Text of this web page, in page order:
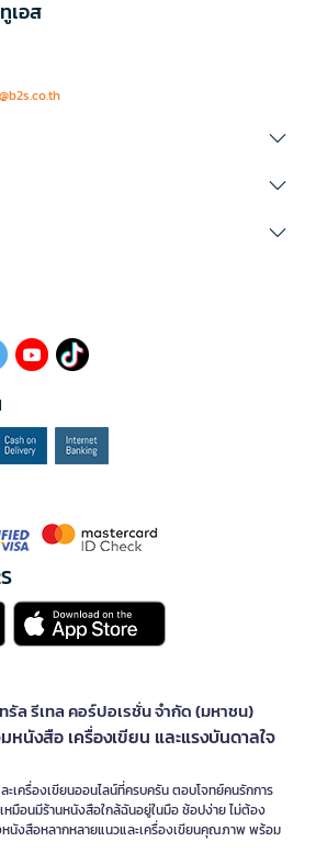
เอส
รัล รีเทล คอร์ปอเรชั่น จำกัด (มหาชน)
หนังสือ เครื่องเขียน และแรงบันดาลใจ
เครื่องเขียนออนไลน์ที่ครบครัน ตอบโจทย์คนรักการ
หมือนมีร้านหนังสือใกล้ฉันอยู่ในมือ ช้อปง่าย ไม่ต้อง
หนังสือหลากหลายแนวและเครื่องเขียนคุณภาพ พร้อม